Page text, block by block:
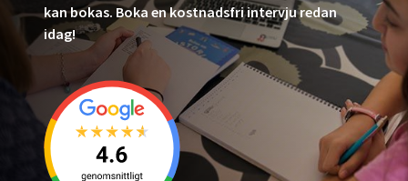
kan bokas. Boka en kostnadsfri intervju redan
idag!